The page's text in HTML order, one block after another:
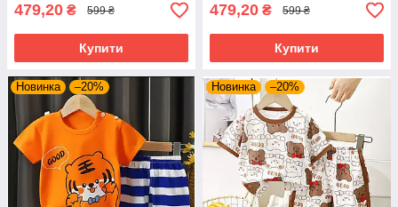
479,20 ₴ 599 ₴
Купити
479,20 ₴ 599 ₴
Купити
Новинка –20% Новинка –20%